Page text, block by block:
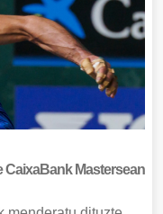
CaixaBank Mastersean